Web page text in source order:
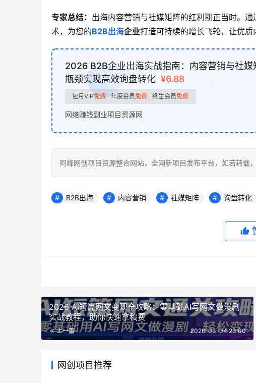
专家总结： 出海内容营销与社媒矩阵的红利期正当时。
术，为您的B2B出海企业打造可持续的增长飞轮，让优质
2026 B2B企业出海实战指南：内容营销与社媒
瓶颈实现高效询盘转化 ¥6.88
包月VIP免费 年度会员免费 终生会员免费
网络赚钱副业项目资源网
阿峰网创项目资源整合网站，全网新项目发布平台，如若转
B2B出海 内容营销 社媒矩阵 询盘转化
2026 AI短篇网文变现全攻略：零基础AI写网文做漫剧
实战教程，助你快速拿稿费
上一篇 2026-03-04 23:00
网创项目推荐